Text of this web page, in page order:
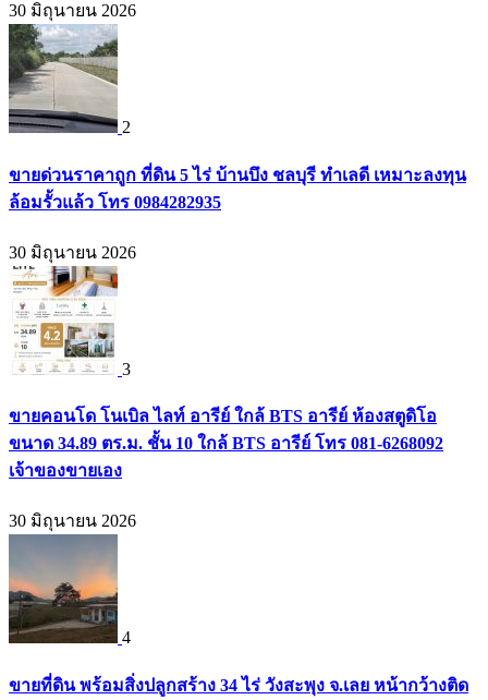
30 มิถุนายน 2026
2
ขายด่วนราคาถูก ที่ดิน 5 ไร่ บ้านบึง ชลบุรี ทำเลดี เหมาะลงทุน
ล้อมรั้วแล้ว โทร 0984282935
30 มิถุนายน 2026
3
ขายคอนโด โนเบิล ไลท์ อารีย์ ใกล้ BTS อารีย์ ห้องสตูดิโอ
ขนาด 34.89 ตร.ม. ชั้น 10 ใกล้ BTS อารีย์ โทร 081-6268092
เจ้าของขายเอง
30 มิถุนายน 2026
4
ขายที่ดิน พร้อมสิ่งปลูกสร้าง 34 ไร่ วังสะพุง จ.เลย หน้ากว้างติด